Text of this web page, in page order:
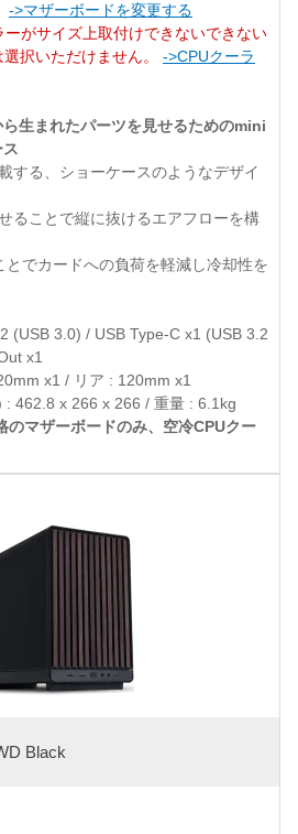
->マザーボードを変更する
がサイズ上取付けできないできない
択いただけません。 ->CPUクーラ
生まれたパーツを見せるためのmini
する、ショーケースのようなデザイ
ることで縦に抜けるエアフローを構
でカードへの負荷を軽減し冷却性を
(USB 3.0) / USB Type-C x1 (USB 3.2
x1
x1 / リア : 120mm x1
: 462.8 x 266 x 266 / 重量 : 6.1kg
マザーボードのみ、空冷CPUクー
Black